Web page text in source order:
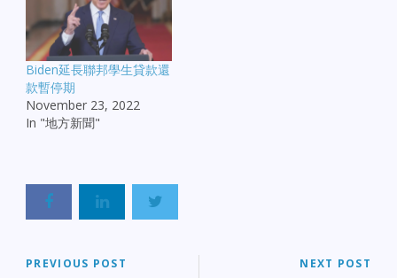
Biden延長聯邦學生貸款還
款暫停期
November 23, 2022
In "地方新聞"
PREVIOUS POST NEXT POST